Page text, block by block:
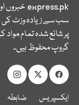
express.pkخبروں
سب سے زیادہ وزٹ
پر شائع شدہ تمام
گروپ محفوظ ہیں۔
ایکسپریس ضابطہ